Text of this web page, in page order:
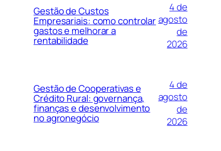
Gestão de Custos
Empresariais: como controlar
gastos e melhorar a
rentabilidade
4 de
agosto
de
2026
Gestão de Cooperativas e
Crédito Rural: governança,
finanças e desenvolvimento
no agronegócio
4 de
agosto
de
2026